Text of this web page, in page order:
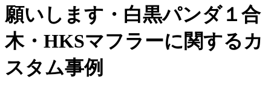
願いします・白黒パンダ１合
木・HKSマフラーに関するカ
スタム事例